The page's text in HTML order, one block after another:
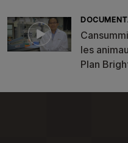
les
Plan